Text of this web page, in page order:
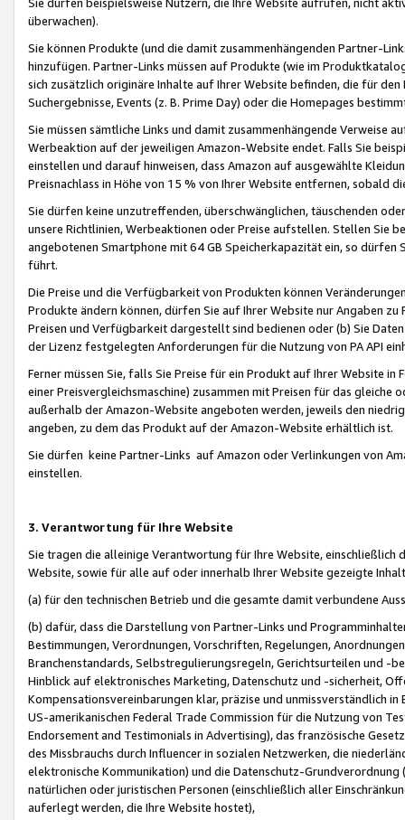
überwachen).
Sie können Produkte (und die damit zusammenhängenden Partner-
hinzufügen. Partner-Links müssen auf Produkte (wie im
sich zusätzlich originäre Inhalte auf Ihrer Website befinden, die für
Suchergebnisse, Events (z. B. Prime Day) oder die Homepages
Sie müssen sämtliche Links und damit zusammenhängende
Werbeaktion auf der jeweiligen Amazon-Website endet. Falls Sie
einstellen und darauf hinweisen, dass Amazon auf ausgewählte
Preisnachlass in Höhe von 15 % von Ihrer Website entfernen, sobald
Sie dürfen keine unzutreffenden, überschwänglichen, täuschenden
unsere Richtlinien, Werbeaktionen oder Preise aufstellen. Stellen Sie
angebotenen Smartphone mit 64 GB Speicherkapazität ein, so dürfen
führt.
Die Preise und die Verfügbarkeit von Produkten können
Produkte ändern können, dürfen Sie auf Ihrer Website nur Angaben
Preisen und Verfügbarkeit dargestellt sind bedienen oder (b) Sie
der Lizenz festgelegten Anforderungen für die Nutzung von PA API
Ferner müssen Sie, falls Sie Preise für ein Produkt auf Ihrer Website
einer Preisvergleichsmaschine) zusammen mit Preisen für das
außerhalb der Amazon-Website angeboten werden, jeweils den
angeben, zu dem das Produkt auf der Amazon-Website erhältlich ist.
Sie dürfen keine Partner-Links auf Amazon oder Verlinkungen von
einstellen.
3. Verantwortung für Ihre Website
Sie tragen die alleinige Verantwortung für Ihre Website,
Website, sowie für alle auf oder innerhalb Ihrer Website gezeigte
(a) für den technischen Betrieb und die gesamte damit verbundene
(b) dafür, dass die Darstellung von Partner-Links und
Bestimmungen, Verordnungen, Vorschriften, Regelungen,
Branchenstandards, Selbstregulierungsregeln, Gerichtsurteilen und -
Hinblick auf elektronisches Marketing, Datenschutz und -sicherheit,
Kompensationsvereinbarungen klar, präzise und unmissverständlich
US-amerikanischen Federal Trade Commission für die Nutzung von
Endorsement and Testimonials in Advertising), das französische
des Missbrauchs durch Influencer in sozialen Netzwerken, die
elektronische Kommunikation) und die Datenschutz-
natürlichen oder juristischen Personen (einschließlich aller
auferlegt werden, die Ihre Website hostet),